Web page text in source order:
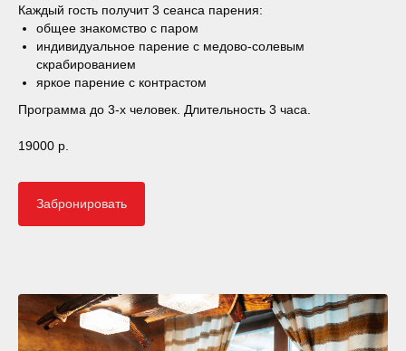
Каждый гость получит 3 сеанса парения:
общее знакомство с паром
индивидуальное парение с медово-солевым
скрабированием
яркое парение с контрастом
Программа до 3-х человек. Длительность 3 часа.
19000 р.
Забронировать